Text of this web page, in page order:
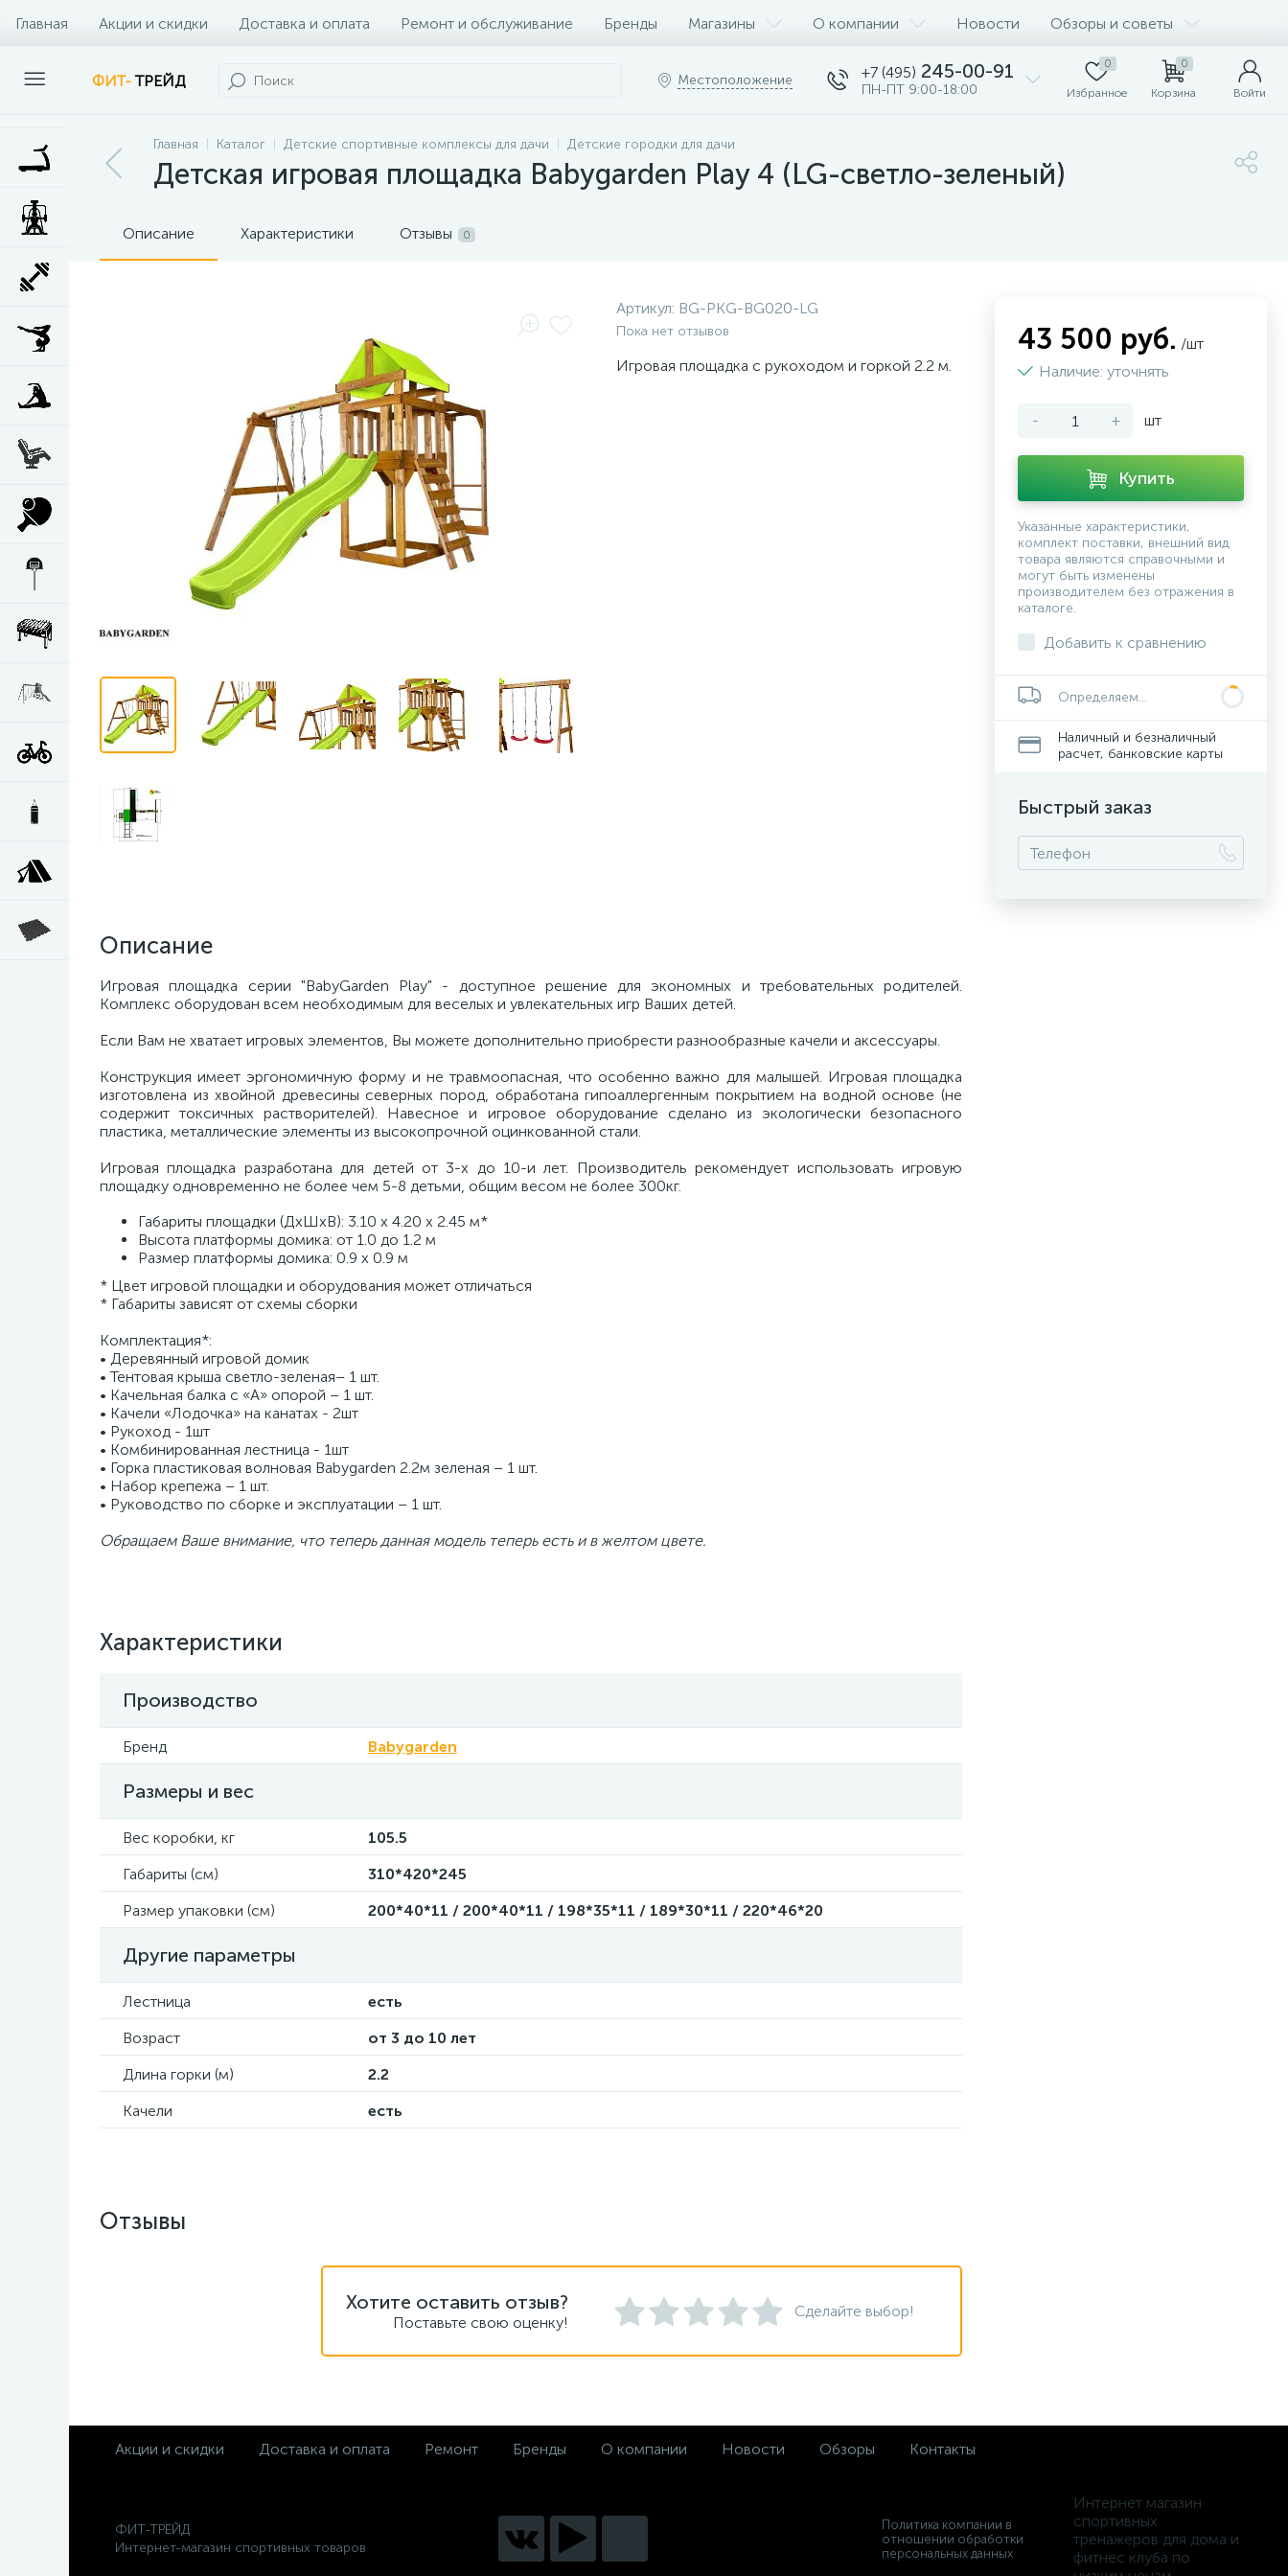
Главная Акции и скидки Доставка и оплата Ремонт и обслуживание Бренды Магазины О компании Новости Обзоры и советы
Наши клиенты Контакты
ФИТ-ТРЕЙД Местоположение +7 (495) 245-00-91
ПН-ПТ 9:00-18:00
0
Избранное
0
Корзина Войти
Главная Каталог Детские спортивные комплексы для дачи Детские городки для дачи
Детская игровая площадка Babygarden Play 4 (LG-светло-зеленый)
Описание Характеристики Отзывы 0
Артикул: BG-PKG-BG020-LG
Пока нет отзывов
Игровая площадка с рукоходом и горкой 2.2 м.
Описание
Игровая площадка серии "BabyGarden Play" - доступное решение для экономных и требовательных родителей.
Комплекс оборудован всем необходимым для веселых и увлекательных игр Ваших детей.
Если Вам не хватает игровых элементов, Вы можете дополнительно приобрести разнообразные качели и аксессуары.
Конструкция имеет эргономичную форму и не травмоопасная, что особенно важно для малышей. Игровая площадка
изготовлена из хвойной древесины северных пород, обработана гипоаллергенным покрытием на водной основе (не
содержит токсичных растворителей). Навесное и игровое оборудование сделано из экологически безопасного
пластика, металлические элементы из высокопрочной оцинкованной стали.
Игровая площадка разработана для детей от 3-х до 10-и лет. Производитель рекомендует использовать игровую
площадку одновременно не более чем 5-8 детьми, общим весом не более 300кг.
Габариты площадки (ДxШxВ): 3.10 x 4.20 x 2.45 м*
Высота платформы домика: от 1.0 до 1.2 м
Размер платформы домика: 0.9 x 0.9 м
* Цвет игровой площадки и оборудования может отличаться
* Габариты зависят от схемы сборки
Комплектация*:
• Деревянный игровой домик
• Тентовая крыша светло-зеленая– 1 шт.
• Качельная балка с «А» опорой – 1 шт.
• Качели «Лодочка» на канатах - 2шт
• Рукоход - 1шт
• Комбинированная лестница - 1шт
• Горка пластиковая волновая Babygarden 2.2м зеленая – 1 шт.
• Набор крепежа – 1 шт.
• Руководство по сборке и эксплуатации – 1 шт.
Обращаем Ваше внимание, что теперь данная модель теперь есть и в желтом цвете.
Характеристики
Производство
Бренд Babygarden
Размеры и вес
Вес коробки, кг
105.5
Габариты (см)
310*420*245
Размер упаковки (см)
200*40*11 / 200*40*11 / 198*35*11 / 189*30*11 / 220*46*20
Другие параметры
Лестница
есть
Возраст
от 3 до 10 лет
Длина горки (м)
2.2
Качели
есть
43 500 руб. /шт
Наличие: уточнять
- + шт
Купить
Указанные характеристики,
комплект поставки, внешний вид
товара являются справочными и
могут быть изменены
производителем без отражения в
каталоге.
Добавить к сравнению
Определяем...
Наличный и безналичный
расчет, банковские карты
Быстрый заказ
Отзывы
Хотите оставить отзыв?
Поставьте свою оценку!
Сделайте выбор!
Акции и скидки Доставка и оплата Ремонт Бренды О компании Новости Обзоры Контакты
ФИТ-ТРЕЙД
Интернет-магазин спортивных товаров
Политика компании в
отношении обработки
персональных данных
Интернет магазин
спортивных
тренажеров для дома и
фитнес клуба по